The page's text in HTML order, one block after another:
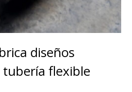
diseños
tubería flexible